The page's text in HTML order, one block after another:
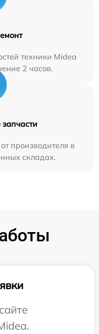
техники Midea
2 часов.
производителя в
складах.